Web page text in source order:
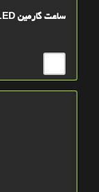
ساعت گارمین FENIX 8 - 51mm AMOLED سافایر بند سیلیکون